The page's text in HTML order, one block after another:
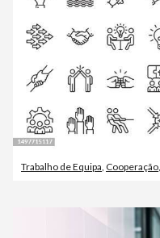
Trabalho de Equipa Cooperação